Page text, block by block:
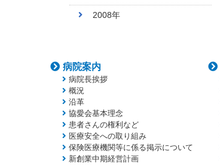
2008年
病院案内
病院長挨拶
概況
沿革
協愛会基本理念
患者さんの権利など
医療安全への取り組み
保険医療機関等に係る掲示について
新創業中期経営計画